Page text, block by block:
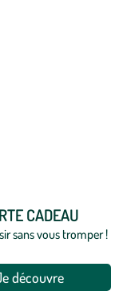
CADEAU
sans vous tromper !
découvre